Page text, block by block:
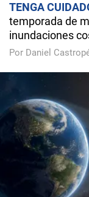
TENGA
temporada de
inundaciones
Por Daniel